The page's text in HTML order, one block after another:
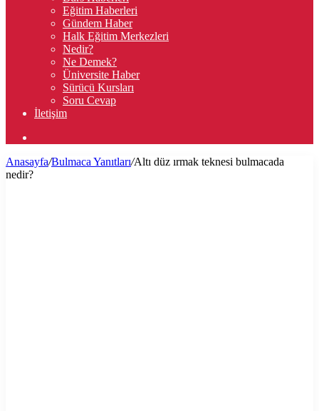
Eğitim Haberleri
Gündem Haber
Halk Eğitim Merkezleri
Nedir?
Ne Demek?
Üniversite Haber
Sürücü Kursları
Soru Cevap
İletişim
...
Anasayfa/Bulmaca Yanıtları/Altı düz ırmak teknesi bulmacada
nedir?